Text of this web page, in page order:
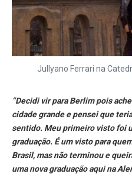
Jullyano Ferrari na
“Decidi vir para Berlim pois
cidade grande e pensei que
sentido. Meu primeiro visto foi
graduação. É um visto para
Brasil, mas não terminou e
uma nova graduação aqui na